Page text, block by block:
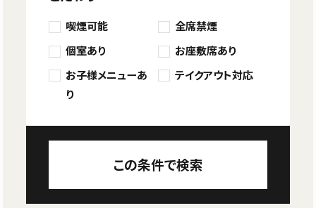
喫煙可能
全席禁煙
個室あり
お座敷席あり
お子様メニューあ
り
テイクアウト対応
この条件で検索